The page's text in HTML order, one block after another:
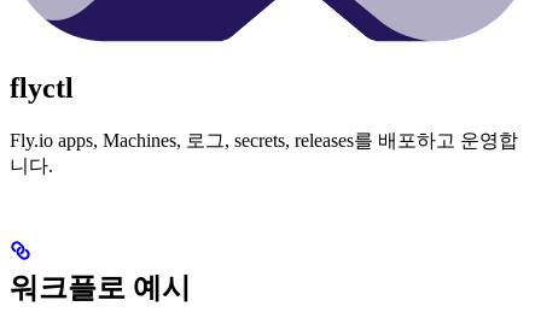
flyctl
Fly.io apps, Machines, 로그, secrets, releases를 배포하고 운영합
니다.
워크플로 예시